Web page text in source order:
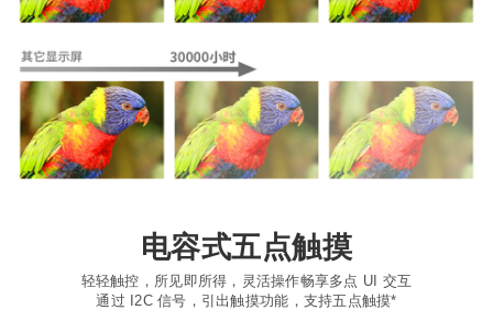
电容式五点触摸
轻轻触控，所见即所得，灵活操作畅享多点 UI 交互
通过 I2C 信号，引出触摸功能，支持五点触摸*